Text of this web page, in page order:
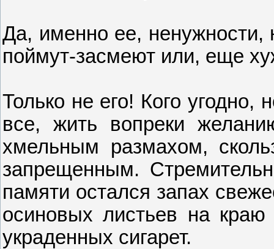
Да, именно ее, ненужности,
поймут-засмеют или, еще
Только не его! Кого
все, жить вопреки
хмельным размахом,
запрещенным.
памяти остался запах
осиновых листьев на краю
украденных сигарет.